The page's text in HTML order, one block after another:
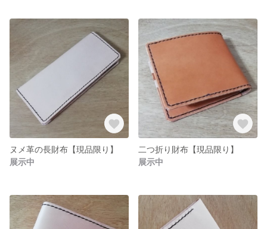
ヌメ革の長財布【現品限り】
展示中
二つ折り財布【現品限り】
展示中